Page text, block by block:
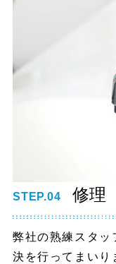
STEP.04 修理
弊社の熟練スタッ
決を行ってまいり